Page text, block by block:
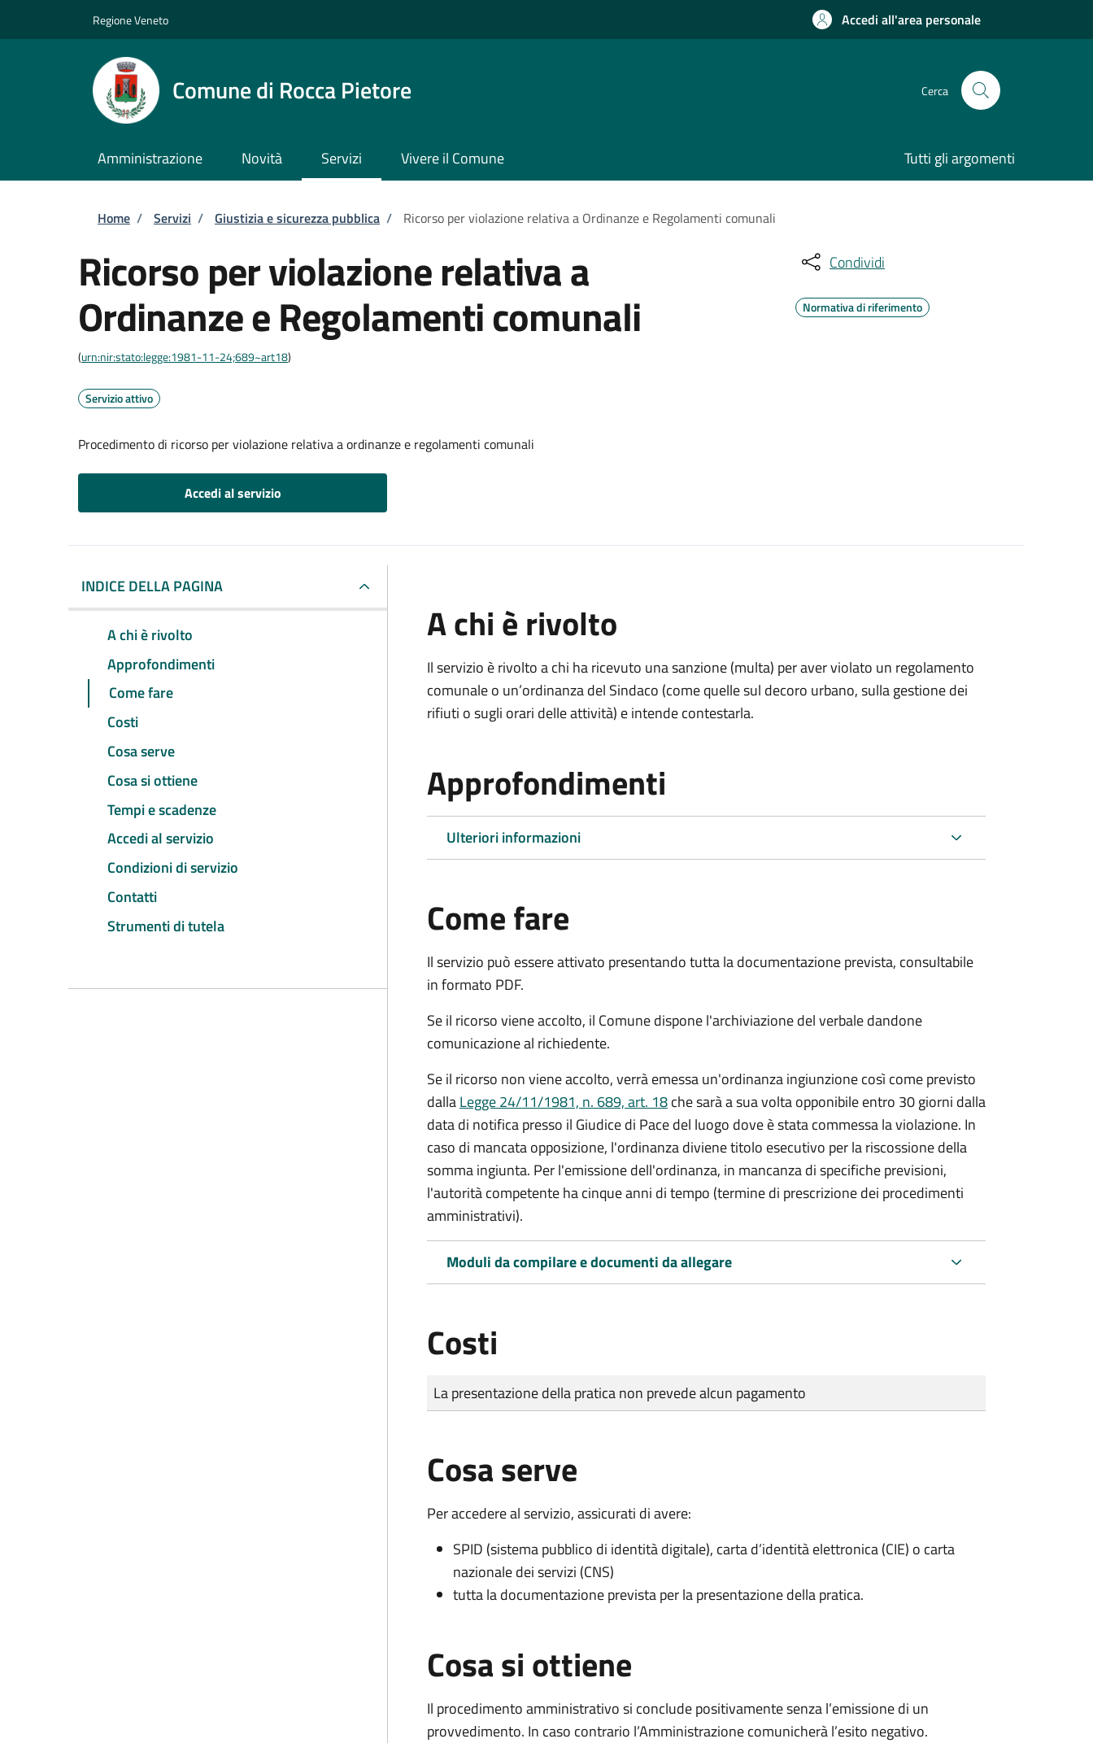
Regione Veneto Accedi all'area personale
Comune di Rocca Pietore Cerca
Amministrazione Novità Servizi Vivere il Comune Tutti gli argomenti
Briciole di pane
Home / Servizi / Giustizia e sicurezza pubblica / Ricorso per violazione relativa a Ordinanze e Regolamenti comunali
Ricorso per violazione relativa a
Ordinanze e Regolamenti comunali
(urn:nir:stato:legge:1981-11-24;689~art18)
Servizio attivo
Procedimento di ricorso per violazione relativa a ordinanze e regolamenti comunali
Accedi al servizio
Condividi
Normativa di riferimento
INDICE DELLA PAGINA
A chi è rivolto
Approfondimenti
Come fare
Costi
Cosa serve
Cosa si ottiene
Tempi e scadenze
Accedi al servizio
Condizioni di servizio
Contatti
Strumenti di tutela
A chi è rivolto
Il servizio è rivolto a chi ha ricevuto una sanzione (multa) per aver violato un regolamento
comunale o un’ordinanza del Sindaco (come quelle sul decoro urbano, sulla gestione dei
rifiuti o sugli orari delle attività) e intende contestarla.
Approfondimenti
Ulteriori informazioni
Come fare
Il servizio può essere attivato presentando tutta la documentazione prevista, consultabile
in formato PDF.
Se il ricorso viene accolto, il Comune dispone l'archiviazione del verbale dandone
comunicazione al richiedente.
Se il ricorso non viene accolto, verrà emessa un'ordinanza ingiunzione così come previsto
dallaLegge 24/11/1981, n. 689, art. 18che sarà a sua volta opponibile entro 30 giorni dalla
data di notifica presso il Giudice di Pace del luogo dove è stata commessa la violazione. In
caso di mancata opposizione, l'ordinanza diviene titolo esecutivo per la riscossione della
somma ingiunta. Per l'emissione dell'ordinanza, in mancanza di specifiche previsioni,
l'autorità competente ha cinque anni di tempo (termine di prescrizione dei procedimenti
amministrativi).
Moduli da compilare e documenti da allegare
Costi
Tipo di pagamento
Importo
La presentazione della pratica non prevede alcun pagamento
Cosa serve
Per accedere al servizio, assicurati di avere:
SPID (sistema pubblico di identità digitale), carta d’identità elettronica (CIE) o carta
nazionale dei servizi (CNS)
tutta la documentazione prevista per la presentazione della pratica.
Cosa si ottiene
Il procedimento amministrativo si conclude positivamente senza l’emissione di un
provvedimento. In caso contrario l’Amministrazione comunicherà l’esito negativo.